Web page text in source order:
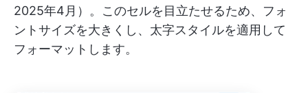
2025年4月）。このセルを目立たせるため、フォ
ントサイズを大きくし、太字スタイルを適用して
フォーマットします。